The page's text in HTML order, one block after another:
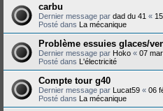
carbu
Dernier message par dad du 41 «
Posté dans La mécanique
Problème essuies glaces/
Dernier message par Hoko « 07
Posté dans L'électricité
Compte tour g40
Dernier message par Lucat59 « 06
Posté dans La mécanique